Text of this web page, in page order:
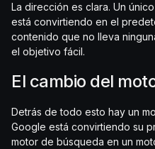
La dirección es clara. Un
está convirtiendo en el
contenido que no lleva
el objetivo fácil.
El cambio del
Detrás de todo esto hay un
Google está convirtiendo su
motor de búsqueda en un